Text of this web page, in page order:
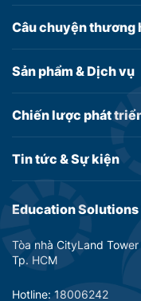
Education
Tòa nhà CityLand
Tp. HCM
Hotline: 18006242
Câu chuyệnthương
Sản phẩm &Dịch vụ
Chiến lược phát
Tin tức &Sự kiện